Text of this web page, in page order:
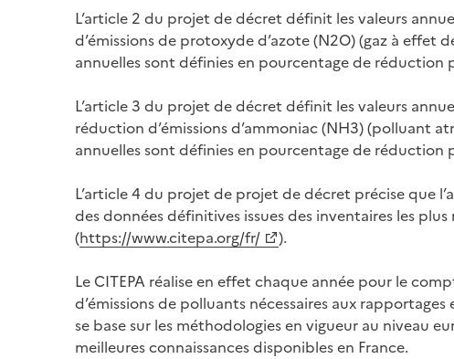
L’article 2 du projet de décret définit les valeurs
d’émissions de protoxyde d’azote (N2O) (gaz à effet
annuelles sont définies en pourcentage de réduction
L’article 3 du projet de décret définit les valeurs
réduction d’émissions d’ammoniac (NH3) (polluant
annuelles sont définies en pourcentage de réduction
L’article 4 du projet de projet de décret précise que
des données définitives issues des inventaires les
(https://www.citepa.org/fr/
).
Le CITEPA réalise en effet chaque année pour le
d’émissions de polluants nécessaires aux
se base sur les méthodologies en vigueur au niveau
meilleures connaissances disponibles en France.